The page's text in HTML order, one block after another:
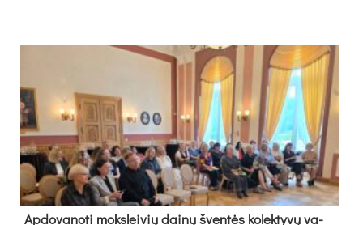
Ap­do­va­no­ti moks­lei­vių dai­nų šven­tės ko­lek­ty­vų va­